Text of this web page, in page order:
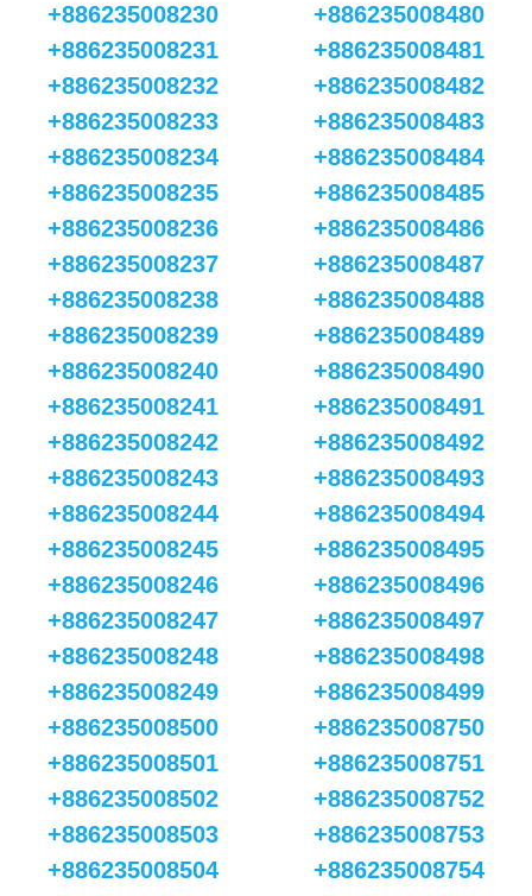
+886235008230
+886235008231
+886235008232
+886235008233
+886235008234
+886235008235
+886235008236
+886235008237
+886235008238
+886235008239
+886235008240
+886235008241
+886235008242
+886235008243
+886235008244
+886235008245
+886235008246
+886235008247
+886235008248
+886235008249
+886235008480
+886235008481
+886235008482
+886235008483
+886235008484
+886235008485
+886235008486
+886235008487
+886235008488
+886235008489
+886235008490
+886235008491
+886235008492
+886235008493
+886235008494
+886235008495
+886235008496
+886235008497
+886235008498
+886235008499
+886235008500
+886235008501
+886235008502
+886235008503
+886235008504
+886235008750
+886235008751
+886235008752
+886235008753
+886235008754